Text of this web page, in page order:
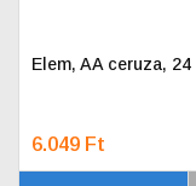
Elem, AA ceruza,
6.049 Ft